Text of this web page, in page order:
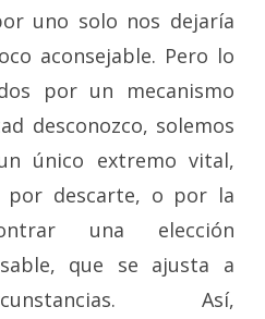
uno solo nos dejaría
aconsejable. Pero lo
por un mecanismo
desconozco, solemos
único extremo vital,
por descarte, o por la
una elección
que se ajusta a
Así,